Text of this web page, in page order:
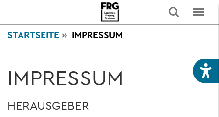
STARTSEITE IMPRESSUM
IMPRESSUM
HERAUSGEBER